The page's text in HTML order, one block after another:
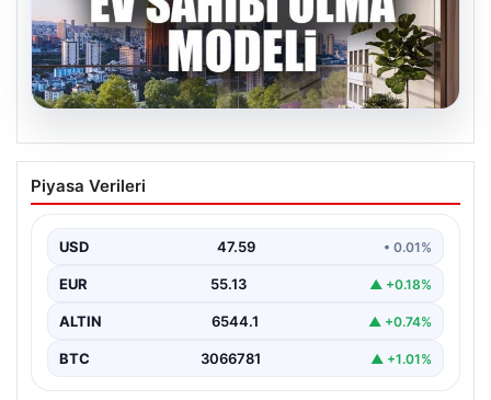
04.08.2026
DAP Yapı’dan bir ilk! Emlak Konut
güvencesi Dap vizyonuyla kendi
Piyasa Verileri
USD 47.59 • 0.01%
EUR 55.13 ▲ +0.18%
ALTIN 6544.1 ▲ +0.74%
BTC 3066781 ▲ +1.01%